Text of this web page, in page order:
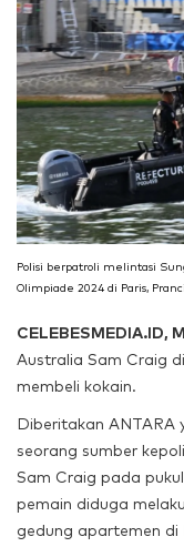
Polisi berpatroli melintasi
Olimpiade 2024 di Paris,
CELEBESMEDIA.ID,
Australia Sam Craig
membeli kokain.
Diberitakan ANTARA
seorang sumber
Sam Craig pada
pemain diduga
gedung apartemen di